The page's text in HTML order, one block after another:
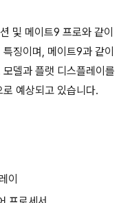
및 메이트9 프로와 같이
징이며, 메이트9과 같이
델과 플랫 디스플레이를
예상되고 있습니다.
이